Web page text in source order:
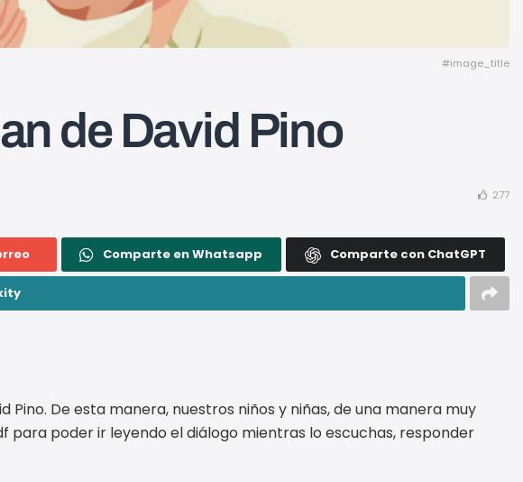
#image_title
de David Pino
277
Comparte en Whatsapp Comparte con ChatGPT
De esta manera, nuestros niños y niñas, de una manera muy
poder ir leyendo el diálogo mientras lo escuchas, responder